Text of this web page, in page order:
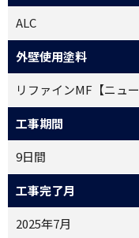
ALC
外壁使用塗料
リファインMF【ニュ
工事期間
9日間
工事完了月
2025年7月